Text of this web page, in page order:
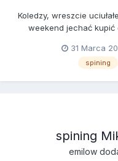
Koledzy, wreszcie
weekend jechać kupić
głównie na wobki 3-6
gumy do 3-7 cm
31 Marca
spining
spining
emilow